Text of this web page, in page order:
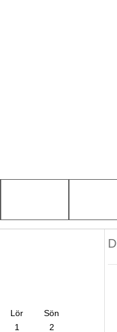
Lör
Sön
1
2